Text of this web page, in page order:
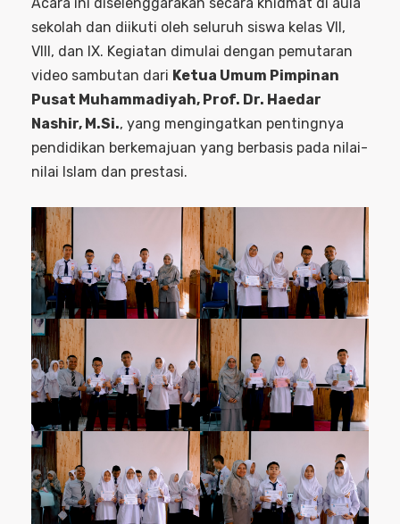
sekolah dan diikuti oleh seluruh siswa kelas VII,
VIII, dan IX. Kegiatan dimulai dengan pemutaran
video sambutan dari Ketua Umum Pimpinan
Pusat Muhammadiyah, Prof. Dr. Haedar
Nashir, M.Si., yang mengingatkan pentingnya
pendidikan berkemajuan yang berbasis pada nilai-
nilai Islam dan prestasi.